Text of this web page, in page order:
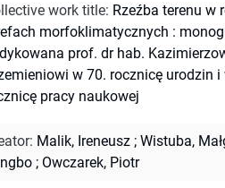
work title: Rzeźba terenu w
morfoklimatycznych :
prof. dr hab.
w 70. rocznicę urodzin i
pracy naukowej
: Malik, Ireneusz ; Wistuba,
; Owczarek, Piotr